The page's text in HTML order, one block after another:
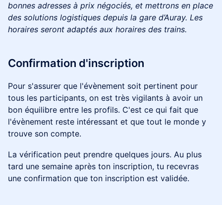
bonnes adresses à prix négociés, et mettrons en place
des solutions logistiques depuis la gare d’Auray. Les
horaires seront adaptés aux horaires des trains.
​Confirmation d'inscription
​Pour s'assurer que l'évènement soit pertinent pour
tous les participants, on est très vigilants à avoir un
bon équilibre entre les profils. C'est ce qui fait que
l'évènement reste intéressant et que tout le monde y
trouve son compte.
​La vérification peut prendre quelques jours. Au plus
tard une semaine après ton inscription, tu recevras
une confirmation que ton inscription est validée.